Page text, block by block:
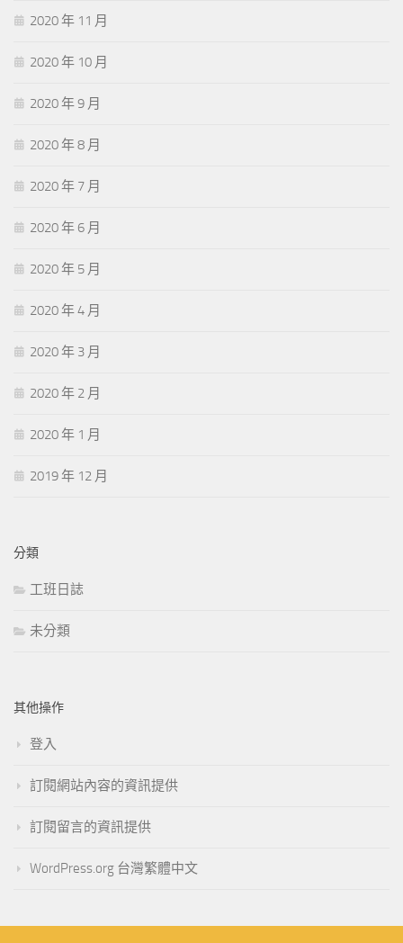
2020 年 11 月
2020 年 10 月
2020 年 9 月
2020 年 8 月
2020 年 7 月
2020 年 6 月
2020 年 5 月
2020 年 4 月
2020 年 3 月
2020 年 2 月
2020 年 1 月
2019 年 12 月
分類
工班日誌
未分類
其他操作
登入
訂閱網站內容的資訊提供
訂閱留言的資訊提供
WordPress.org 台灣繁體中文